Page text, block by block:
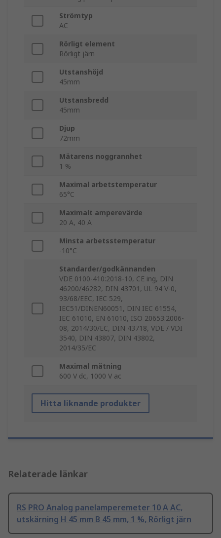
Strömtyp
AC
Rörligt element
Rörligt järn
Utstanshöjd
45mm
Utstansbredd
45mm
Djup
72mm
Mätarens noggrannhet
1 %
Maximal arbetstemperatur
65°C
Maximalt amperevärde
20 A, 40 A
Minsta arbetsstemperatur
-10°C
Standarder/godkännanden
VDE 0100-410:2018-10, CE ing, DIN
46200/46282, DIN 43701, UL 94 V-0,
93/68/EEC, IEC 529,
IEC51/DINEN60051, DIN IEC 61554,
IEC 61010, EN 61010, ISO 20653:2006-
08, 2014/30/EC, DIN 43718, VDE / VDI
3540, DIN 43807, DIN 43802,
2014/35/EC
Maximal mätning
600 V dc, 1000 V ac
Hitta liknande produkter
Relaterade länkar
RS PRO Analog panelamperemeter 10 A AC,
utskärning H 45 mm B 45 mm, 1 %, Rörligt järn